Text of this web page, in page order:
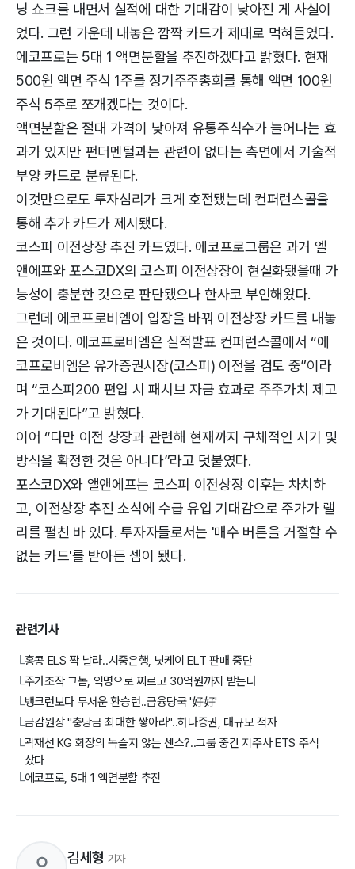
닝 쇼크를 내면서 실적에 대한 기대감이 낮아진 게 사실이
었다. 그런 가운데 내놓은 깜짝 카드가 제대로 먹혀들였다.
에코프로는 5대 1 액면분할을 추진하겠다고 밝혔다. 현재
500원 액면 주식 1주를 정기주주총회를 통해 액면 100원
주식 5주로 쪼개겠다는 것이다.
액면분할은 절대 가격이 낮아져 유통주식수가 늘어나는 효
과가 있지만 펀더멘털과는 관련이 없다는 측면에서 기술적
부양 카드로 분류된다.
이것만으로도 투자심리가 크게 호전됐는데 컨퍼런스콜을
통해 추가 카드가 제시됐다.
코스피 이전상장 추진 카드였다. 에코프로그룹은 과거 엘
앤에프와 포스코DX의 코스피 이전상장이 현실화됐을때 가
능성이 충분한 것으로 판단됐으나 한사코 부인해왔다.
그런데 에코프로비엠이 입장을 바꿔 이전상장 카드를 내놓
은 것이다. 에코프로비엠은 실적발표 컨퍼런스콜에서 “에
코프로비엠은 유가증권시장(코스피) 이전을 검토 중”이라
며 “코스피200 편입 시 패시브 자금 효과로 주주가치 제고
가 기대된다”고 밝혔다.
이어 “다만 이전 상장과 관련해 현재까지 구체적인 시기 및
방식을 확정한 것은 아니다”라고 덧붙였다.
포스코DX와 앨앤에프는 코스피 이전상장 이후는 차치하
고, 이전상장 추진 소식에 수급 유입 기대감으로 주가가 랠
리를 펼친 바 있다. 투자자들로서는 '매수 버튼을 거절할 수
없는 카드'를 받아든 셈이 됐다.
관련기사
└홍콩 ELS 짝 날라..시중은행, 닛케이 ELT 판매 중단
└주가조작 그놈, 익명으로 찌르고 30억원까지 받는다
└뱅크런보다 무서운 환승런..금융당국 '好好'
└금감원장 "충당금 최대한 쌓아라"..하나증권, 대규모 적자
└곽재선 KG 회장의 녹슬지 않는 센스?..그룹 중간 지주사 ETS 주식
샀다
└에코프로, 5대 1 액면분할 추진
김세형 기자